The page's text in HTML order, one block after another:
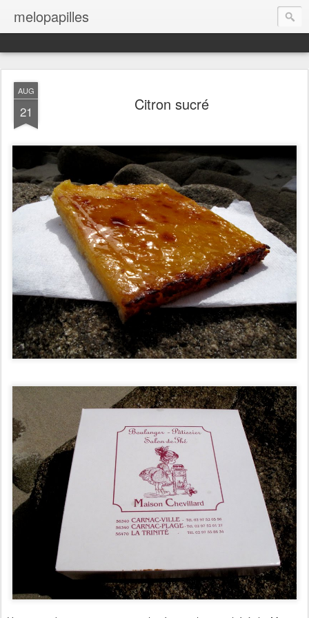
melopapilles
AUG
21 Citron sucré